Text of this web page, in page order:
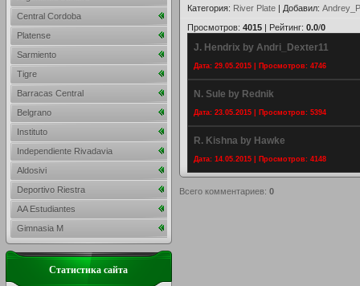
Категория: River Plate | Добавил:
Просмотров: 4015 | Рейтинг: 0.0/0
J. Hendrix by Andri_Dexter11
Дата: 29.05.2015 | Просмотров: 4746
N. Sule by Rednik
Дата: 23.05.2015 | Просмотров: 5394
R. Kishna by Hawke
Дата: 14.05.2015 | Просмотров: 4148
Всего комментариев: 0
Central Cordoba
Platense
Sarmiento
Tigre
Barracas Central
Belgrano
Instituto
Independiente Rivadavia
Aldosivi
Deportivo Riestra
AA Estudiantes
Gimnasia M
Статистика сайта